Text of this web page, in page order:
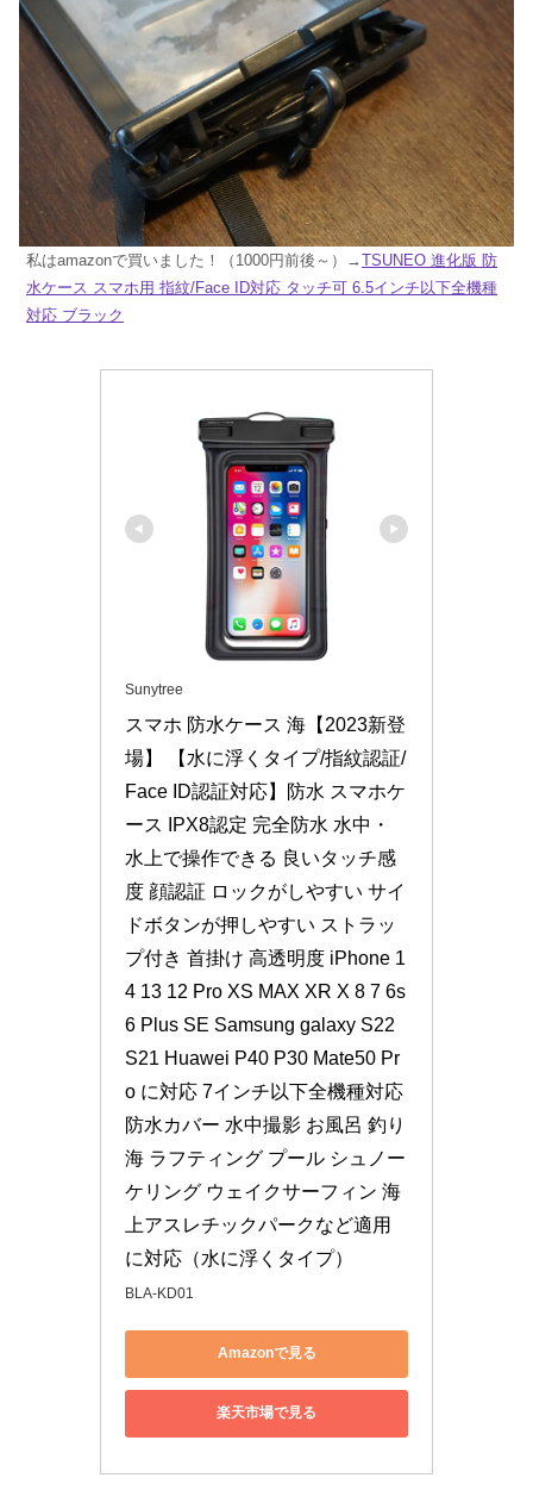
私はamazonで買いました！（1000円前後～）→TSUNEO 進化版 防
水ケース スマホ用 指紋/Face ID対応 タッチ可 6.5インチ以下全機種
対応 ブラック
Sunytree
スマホ 防水ケース 海【2023新登
場】 【水に浮くタイプ/指紋認証/
Face ID認証対応】防水 スマホケ
ース IPX8認定 完全防水 水中・
水上で操作できる 良いタッチ感
度 顔認証 ロックがしやすい サイ
ドボタンが押しやすい ストラッ
プ付き 首掛け 高透明度 iPhone 1
4 13 12 Pro XS MAX XR X 8 7 6s
6 Plus SE Samsung galaxy S22
S21 Huawei P40 P30 Mate50 Pr
o に対応 7インチ以下全機種対応
防水カバー 水中撮影 お風呂 釣り
海 ラフティング プール シュノー
ケリング ウェイクサーフィン 海
上アスレチックパークなど適用
に対応（水に浮くタイプ）
BLA-KD01
Amazonで見る
楽天市場で見る